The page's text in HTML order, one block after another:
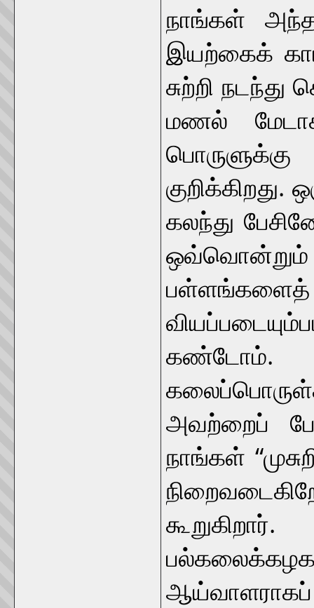
நாங்கள்
இயற்கைக்
சுற்றி
மணல்
கலந்து
ஒவ்வொன்றும்
கண்டோம்.
அவற்றைப்
நாங்கள்
ஆய்வாளராகப்